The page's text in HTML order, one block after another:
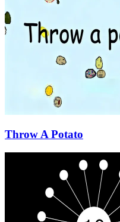
Throw A Potato